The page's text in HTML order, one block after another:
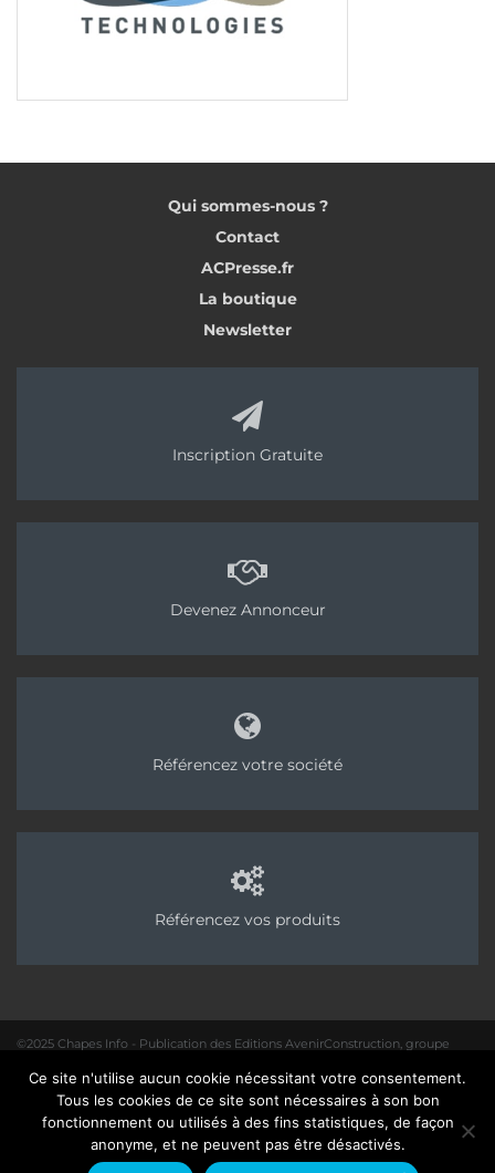
Qui sommes-nous ?
Contact
ACPresse.fr
La boutique
Newsletter
Inscription Gratuite
Devenez Annonceur
Référencez votre société
Référencez vos produits
©2025 Chapes Info - Publication des Editions AvenirConstruction, groupe
01 40 31 64 80 |
Rédaction Mentions légales – Politique de confidentialité
Site : Seedcom.fr
Ce site n'utilise aucun cookie nécessitant votre consentement.
Tous les cookies de ce site sont nécessaires à son bon
fonctionnement ou utilisés à des fins statistiques, de façon
anonyme, et ne peuvent pas être désactivés.